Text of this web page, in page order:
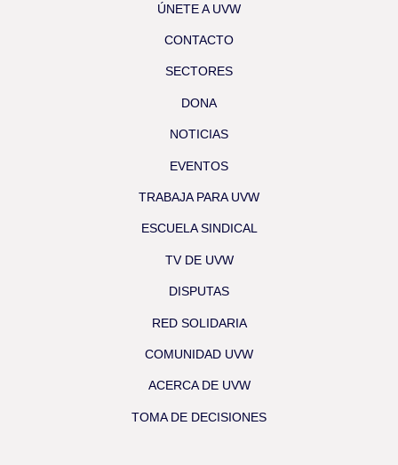
ÚNETE A UVW
CONTACTO
SECTORES
DONA
NOTICIAS
EVENTOS
TRABAJA PARA UVW
ESCUELA SINDICAL
TV DE UVW
DISPUTAS
RED SOLIDARIA
COMUNIDAD UVW
ACERCA DE UVW
TOMA DE DECISIONES